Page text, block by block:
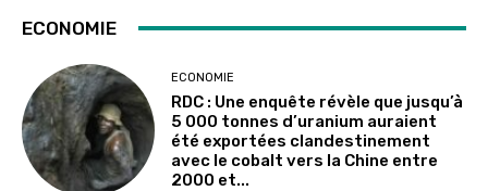
ECONOMIE
ECONOMIE
RDC : Une enquête révèle que jusqu’à
5 000 tonnes d’uranium auraient
été exportées clandestinement
avec le cobalt vers la Chine entre
2000 et...